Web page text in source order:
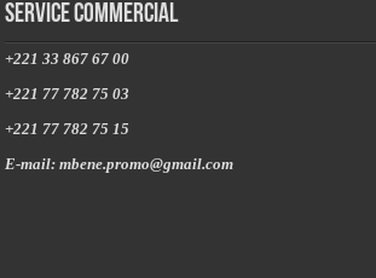
Service commercial
+221 33 867 67 00
+221 77 782 75 03
+221 77 782 75 15
E-mail: mbene.promo@gmail.com